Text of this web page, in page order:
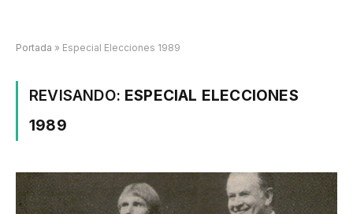
Portada » Especial Elecciones 1989
REVISANDO: ESPECIAL ELECCIONES
1989